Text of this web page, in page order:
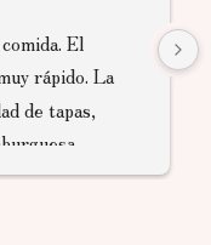
El
rápido. La
de tapas,
para pedir.